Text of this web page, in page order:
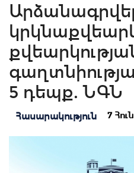
5 դեպք. ՆԳՆ
Հասարակություն 7